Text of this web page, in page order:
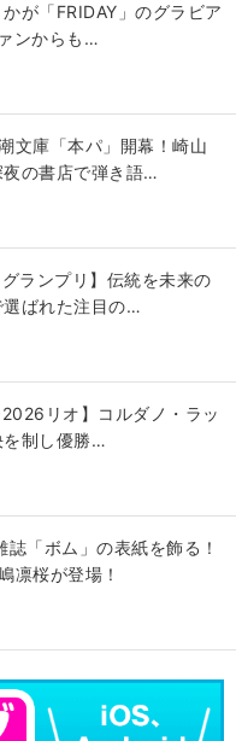
が「FRIDAY」のグラビア
ンからも…
文庫「本パ」開幕！崎山
の書店で弾き語…
ランプリ】伝統を未来の
ばれた注目の…
2026リオ】コルダノ・ラッ
を制し優勝…
「ボム」の表紙を飾る！
凛桜が登場！